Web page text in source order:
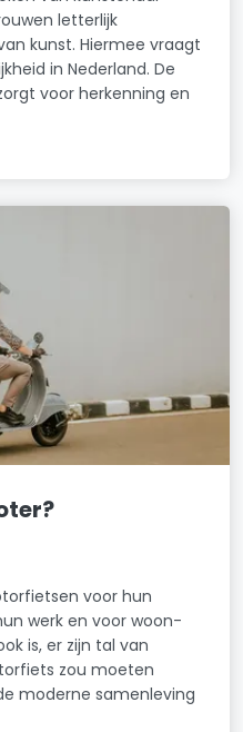
letterlijk
kunst. Hiermee vraagt
in Nederland. De
voor herkenning en
voor hun
werk en voor woon-
is, er zijn tal van
zou moeten
moderne samenleving